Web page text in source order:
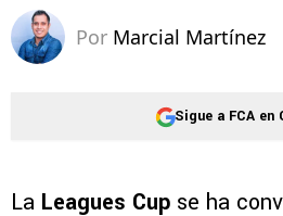
Por Marcial Martínez
Sigue a FCA en
La Leagues Cup se ha